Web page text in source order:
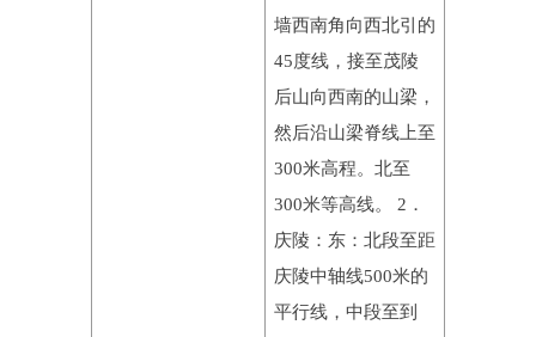
墙西南角向西北引的
45度线，接至茂陵
后山向西南的山梁，
然后沿山梁脊线上至
300米高程。北至
300米等高线。 2．
庆陵：东：北段至距
庆陵中轴线500米的
平行线，中段至到